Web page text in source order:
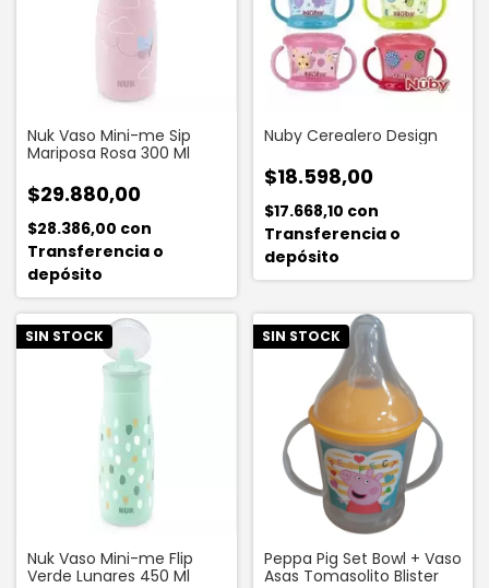
Nuk Vaso Mini-me Sip
Mariposa Rosa 300 Ml
$29.880,00
$28.386,00 con
Transferencia o
depósito
Nuby Cerealero Design
$18.598,00
$17.668,10 con
Transferencia o
depósito
SIN STOCK
Nuk Vaso Mini-me Flip
Verde Lunares 450 Ml
SIN STOCK
Peppa Pig Set Bowl + Vaso
Asas Tomasolito Blister